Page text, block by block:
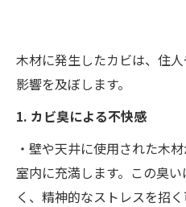
木材に発生したカビは、住
影響を及ぼします。
1. カビ臭による不快感
・壁や天井に使用された木
室内に充満します。この臭
く、精神的なストレスを招く